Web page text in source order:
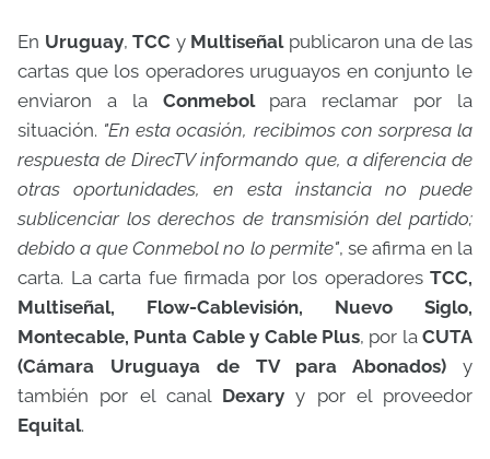
En Uruguay, TCC y Multiseñalpublicaron una de las
cartas que los operadores uruguayos en conjunto le
enviaron a la Conmebolpara reclamar por la
situación. "En esta ocasión, recibimos con sorpresa la
respuesta de DirecTV informando que, a diferencia de
otras oportunidades, en esta instancia no puede
sublicenciar los derechos de transmisión del partido;
debido a que Conmebol no lo permite", se afirma en la
carta. La carta fue firmada por los operadores TCC,
Multiseñal, Flow-Cablevisión, Nuevo Siglo,
Montecable, Punta Cable y Cable Plus, por la CUTA
(Cámara Uruguaya de TV para Abonados) y
también por el canal Dexary y por el proveedor
Equital.